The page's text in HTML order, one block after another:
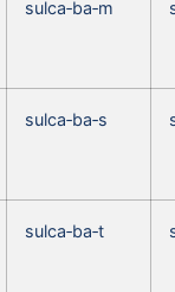
sulca‑ba‑m
sulca‑ba‑s
sulca‑ba‑t